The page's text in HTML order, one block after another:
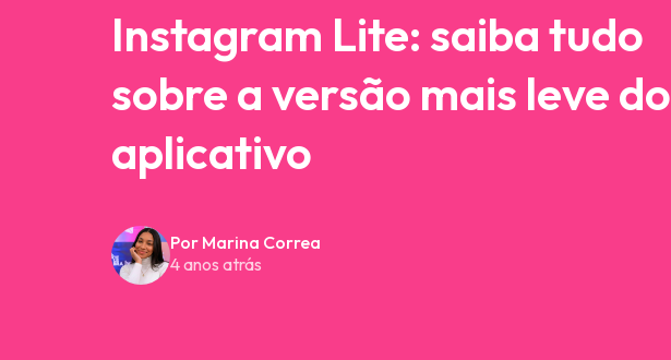
Instagram Lite: saiba tudo
sobre a versão mais leve do
aplicativo
Por Marina Correa
4 anos atrás